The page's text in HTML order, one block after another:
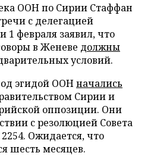
ООН по Сирии Стаффан
с делегацией
1 февраля заявил, что
в Женеве должны
условий.
эгидой ООНначались
Сирии и
оппозиции. Они
с резолюцией Совета
Ожидается, что
шесть месяцев.